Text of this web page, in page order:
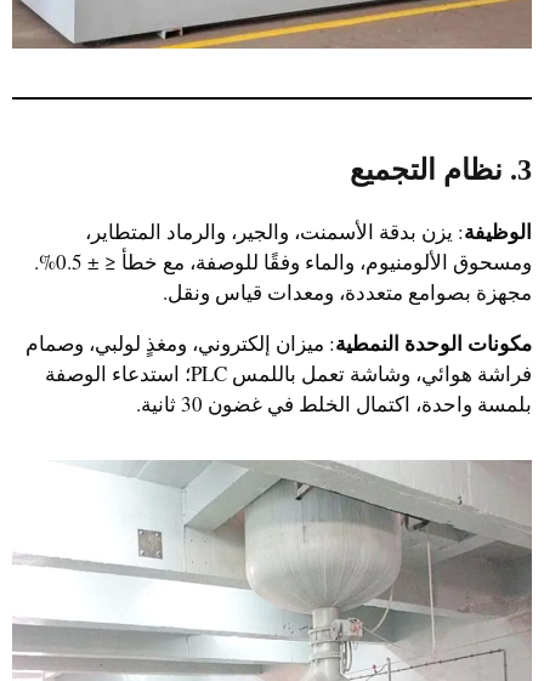
3. نظام التجميع
الوظيفة: يزن بدقة الأسمنت، والجير، والرماد المتطاير،
ومسحوق الألومنيوم، والماء وفقًا للوصفة، مع خطأ ≤ ± 0.5%.
مجهزة بصوامع متعددة، ومعدات قياس ونقل.
مكونات الوحدة النمطية: ميزان إلكتروني، ومغذٍ لولبي، وصمام
فراشة هوائي، وشاشة تعمل باللمس PLC؛ استدعاء الوصفة
بلمسة واحدة، اكتمال الخلط في غضون 30 ثانية.